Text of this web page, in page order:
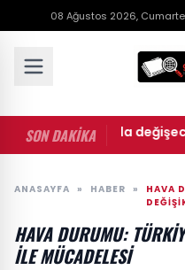
08 Ağustos 2026,
SON DAKİKA
• Hava bir anda değişecek:
ANASAYFA » HABER »
HAVA
HAVA DURUMU:
ILE MÜCADELESI